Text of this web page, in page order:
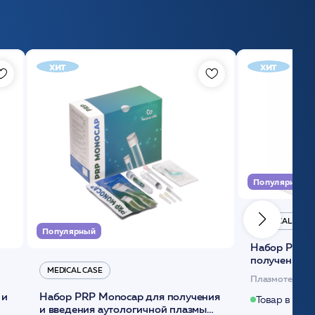
хит
Популярный
MEDICAL CASE
Набор PRP Monocap для получения
и введения аутологичной плазмы
хит
Популярный
MEDICAL CASE
Набор Plasmoactive Стандарт для
получения
плазмы
Товар в